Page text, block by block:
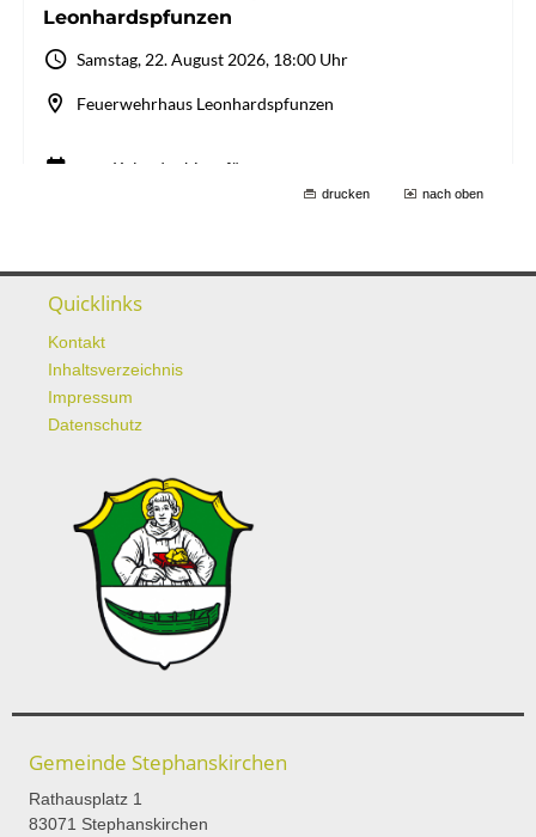
drucken nach oben
Quicklinks
Kontakt
Inhaltsverzeichnis
Impressum
Datenschutz
Gemeinde Stephanskirchen
Rathausplatz 1
83071 Stephanskirchen